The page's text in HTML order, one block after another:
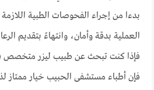
بدءا من إجراء الفحوصات الطبية اللازمة
العملية بدقة وأمان، وانتهاءً بتقديم
فإذا كنت تبحث عن طبيب ليزر متخصص
فإن أطباء مستشفى الحبيب خيار ممتاز